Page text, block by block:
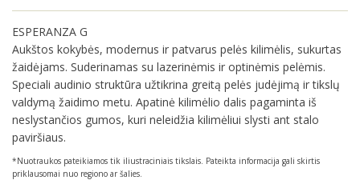
25ESPERANZA G
Aukštos kokybės, modernus ir patvarus pelės kilimėlis, sukurtas
žaidėjams. Suderinamas su lazerinėmis ir optinėmis pelėmis.
Speciali audinio struktūra užtikrina greitą pelės judėjimą ir tikslų
valdymą žaidimo metu. Apatinė kilimėlio dalis pagaminta iš
neslystančios gumos, kuri neleidžia kilimėliui slysti ant stalo
paviršiaus.
*Nuotraukos pateikiamos tik iliustraciniais tikslais. Pateikta informacija gali skirtis
priklausomai nuo regiono ar šalies.